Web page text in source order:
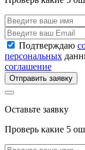
Подтверждаю
персональных
соглашение
Отправить заявку
Оставьте заявку
Проверь какие 5